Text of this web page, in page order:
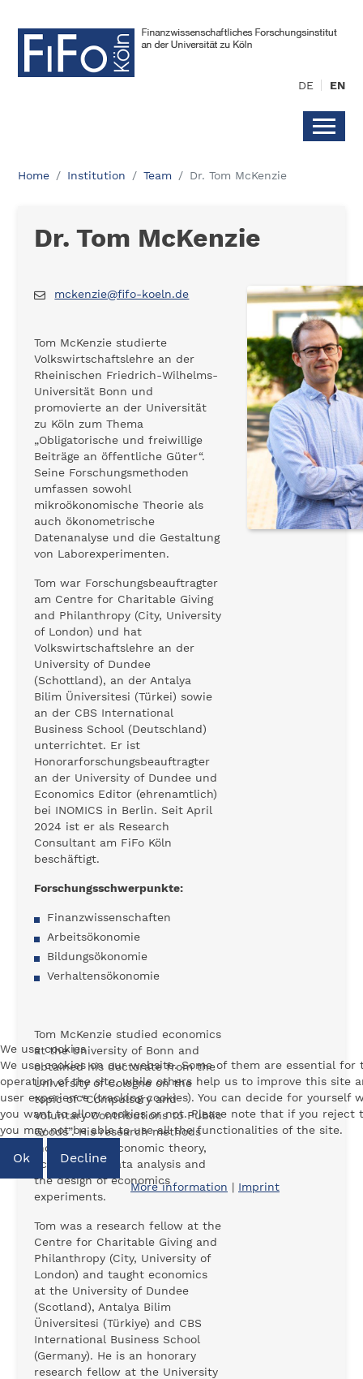
DE EN
Home Institution Team Dr. Tom McKenzie
Dr. Tom McKenzie
mckenzie@fifo-koeln.de
Tom McKenzie studierte
Volkswirtschaftslehre an der
Rheinischen Friedrich-Wilhelms-
Universität Bonn und
promovierte an der Universität
zu Köln zum Thema
„Obligatorische und freiwillige
Beiträge an öffentliche Güter“.
Seine Forschungsmethoden
umfassen sowohl
mikroökonomische Theorie als
auch ökonometrische
Datenanalyse und die Gestaltung
von Laborexperimenten.
Tom war Forschungsbeauftragter
am Centre for Charitable Giving
and Philanthropy (City, University
of London) und hat
Volkswirtschaftslehre an der
University of Dundee
(Schottland), an der Antalya
Bilim Üniversitesi (Türkei) sowie
an der CBS International
Business School (Deutschland)
unterrichtet. Er ist
Honorarforschungsbeauftragter
an der University of Dundee und
Economics Editor (ehrenamtlich)
bei INOMICS in Berlin. Seit April
2024 ist er als Research
Consultant am FiFo Köln
beschäftigt.
Forschungsschwerpunkte:
Finanzwissenschaften
Arbeitsökonomie
Bildungsökonomie
Verhaltensökonomie
Tom McKenzie studied economics
at the University of Bonn and
obtained his doctorate from the
University of Cologne on the
topic of “Compulsory and
Voluntary Contributions to Public
Goods”. His research methods
include microeconomic theory,
econometric data analysis and
the design of economics
experiments.
Tom was a research fellow at the
Centre for Charitable Giving and
Philanthropy (City, University of
London) and taught economics
at the University of Dundee
(Scotland), Antalya Bilim
Üniversitesi (Türkiye) and CBS
International Business School
(Germany). He is an honorary
research fellow at the University
We use cookies
We use cookies on our website. Some of them are essential for
operation of the site, while others help us to improve this site
user experience (tracking cookies). You can decide for yourself
you want to allow cookies or not. Please note that if you reject
you may not be able to use all the functionalities of the site.
Ok Decline
More information | Imprint